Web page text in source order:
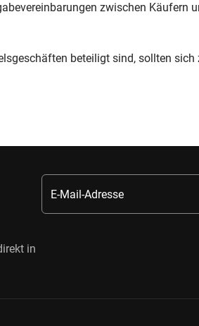
zwischen Käufern
beteiligt sind, sollten
in